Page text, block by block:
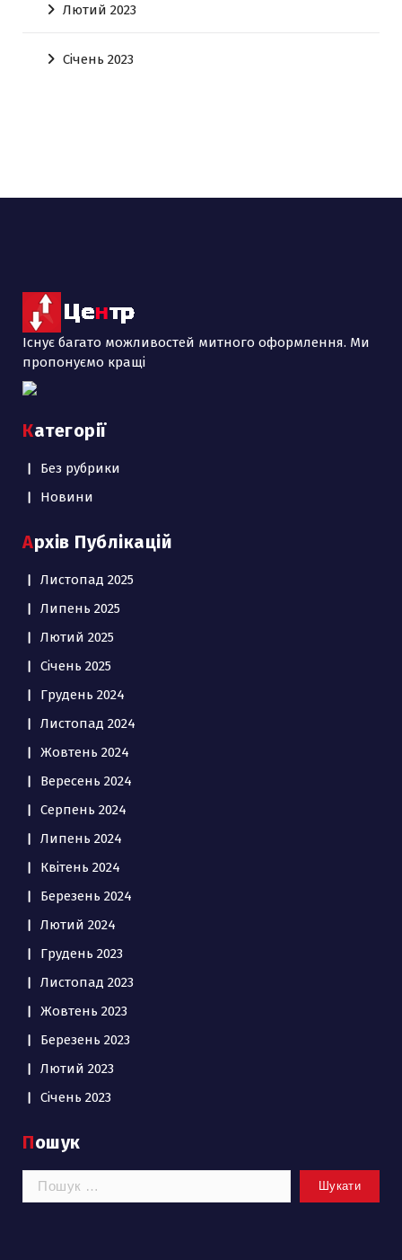
Лютий 2023
Січень 2023
Існує багато можливостей митного оформлення. Ми
пропонуємо кращі
Категорії
Без рубрики
Новини
Архів Публікацій
Листопад 2025
Липень 2025
Лютий 2025
Січень 2025
Грудень 2024
Листопад 2024
Жовтень 2024
Вересень 2024
Серпень 2024
Липень 2024
Квітень 2024
Березень 2024
Лютий 2024
Грудень 2023
Листопад 2023
Жовтень 2023
Березень 2023
Лютий 2023
Січень 2023
Пошук
Пошук: